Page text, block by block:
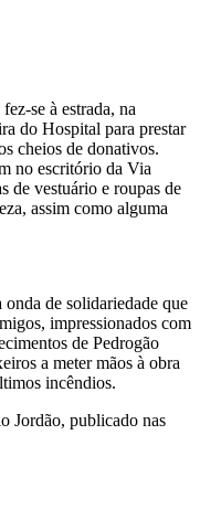
se à estrada, na
do Hospital para prestar
cheios de donativos.
no escritório da Via
de vestuário e roupas de
assim como alguma
de solidariedade que
impressionados com
de Pedrogão
a meter mãos à obra
incêndios.
Jordão, publicado nas